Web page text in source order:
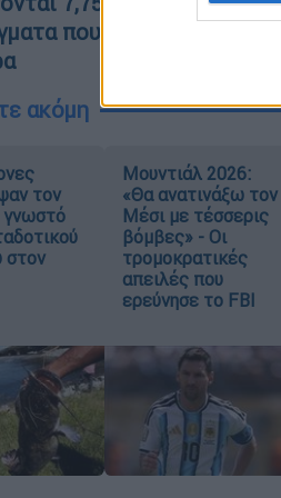
που με ενέπνευσαν
ακόμη
τον
γνωστό
στον
Μουντιάλ 2026:
«Θα ανατινάξω τον
Μέσι με τέσσερις
βόμβες» - Οι
τρομοκρατικές
απειλές που
ερεύνησε το FBI